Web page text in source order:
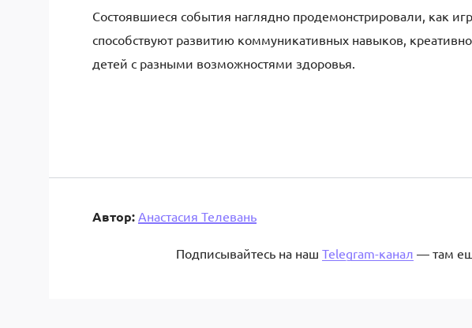
Состоявшиеся события наглядно продемонстрировали, как
способствуют развитию коммуникативных навыков,
детей с разными возможностями здоровья.
Автор: Анастасия Телевань
Подписывайтесь на наш Telegram-канал — там